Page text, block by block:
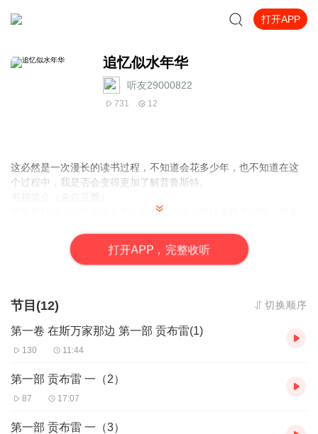
打开APP
追忆似水年华
听友29000822
731 12
这必然是一次漫长的读书过程，不知道会花多少年，也不知道在这
个过程中，我是否会变得更加了解普鲁斯特。
普鲁斯特的《追忆似水年华》以回忆的形式对往事作了回顾，有童
的见解和对时空的认识等等。时间是这部小说的主人公。作者凭着
智慧和想象力，使时间变得具体、生动、完美。它就像一首由多种
具有蓬勃的生命力。《追忆似水年华》被公认为文学创作的一次新
的尝试，开意识流小说之先河。
打开APP，完整收听
节目(12) 切换顺序
第一卷 在斯万家那边 第一部 贡布雷(1)
130 11:44
第一部 贡布雷 一（2）
87 17:07
第一部 贡布雷 一（3）